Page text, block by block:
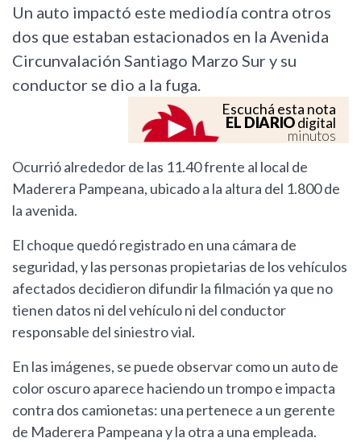
Un auto impactó este mediodía contra otros
dos que estaban estacionados en la Avenida
Circunvalación Santiago Marzo Sur y su
conductor se dio a la fuga.
Escuchá esta nota
EL DIARIOdigital
minutos
Ocurrió alrededor de las 11.40 frente al local de
Maderera Pampeana, ubicado a la altura del 1.800 de
la avenida.
El choque quedó registrado en una cámara de
seguridad, y las personas propietarias de los vehículos
afectados decidieron difundir la filmación ya que no
tienen datos ni del vehículo ni del conductor
responsable del siniestro vial.
En las imágenes, se puede observar como un auto de
color oscuro aparece haciendo un trompo e impacta
contra dos camionetas: una pertenece a un gerente
de Maderera Pampeana y la otra a una empleada.